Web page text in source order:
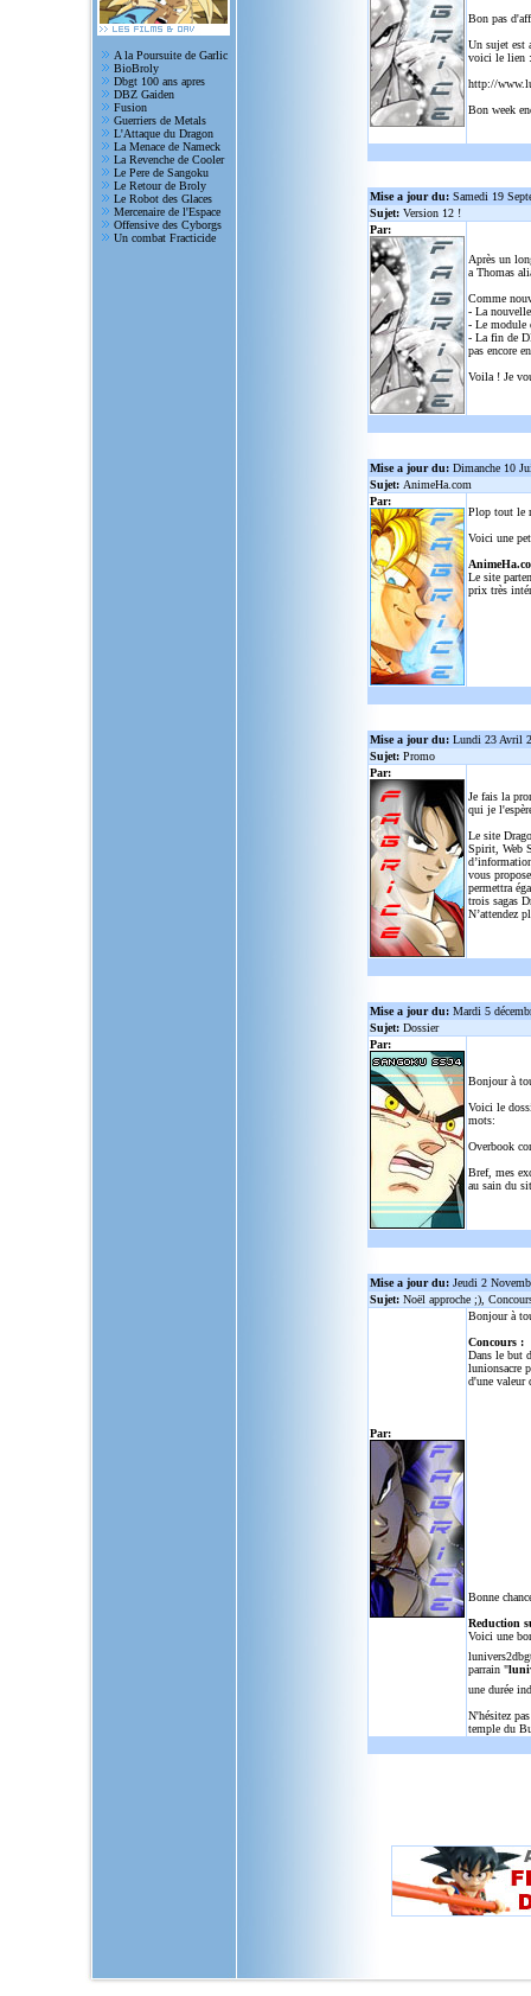
A la Poursuite de Garlic
BioBroly
Dbgt 100 ans apres
DBZ Gaiden
Fusion
Guerriers de Metals
L'Attaque du Dragon
La Menace de Nameck
La Revenche de Cooler
Le Pere de Sangoku
Le Retour de Broly
Le Robot des Glaces
Mercenaire de l'Espace
Offensive des Cyborgs
Un combat Fracticide
Bon pas
Un sujet est
voici le lien :
http://
Bon week
Mise a jour du: Samedi 19
Sujet: Version 12 !
Par:
Après un
a Thomas
Comme
- La
- Le module
- La fin de
pas encore
Voila ! Je
Mise a jour du: Dimanche 10
Sujet: AnimeHa.com
Par:
Plop tout le
Voici une
Le site
prix très
Mise a jour du: Lundi 23 Avril
Sujet: Promo
Par:
Je fais la
qui je
Le site
Spirit, Web
vous
permettra
trois sagas
N’attendez
Mise a jour du: Mardi 5
Sujet: Dossier
Par:
Bonjour à
Voici le
mots:
Overbook
Bref, mes
au sain du
Mise a jour du: Jeudi 2
Sujet: Noël approche ;),
Par:
Bonjour à
Concours :
Dans le but
lunionsacre
d'une valeur
Bonne
Reduction
Voici une
parrain "
une durée
N'hésitez
temple du